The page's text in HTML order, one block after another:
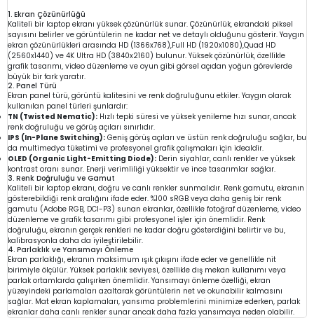
1. Ekran Çözünürlüğü
Kaliteli bir laptop ekranı yüksek çözünürlük sunar. Çözünürlük, ekrandaki piksel
sayısını belirler ve görüntülerin ne kadar net ve detaylı olduğunu gösterir. Yaygın
ekran çözünürlükleri arasında HD (1366x768),Full HD (1920x1080),Quad HD
(2560x1440) ve 4K Ultra HD (3840x2160) bulunur. Yüksek çözünürlük, özellikle
grafik tasarımı, video düzenleme ve oyun gibi görsel açıdan yoğun görevlerde
büyük bir fark yaratır.
2. Panel Türü
Ekran panel türü, görüntü kalitesini ve renk doğruluğunu etkiler. Yaygın olarak
kullanılan panel türleri şunlardır:
TN (Twisted Nematic): Hızlı tepki süresi ve yüksek yenileme hızı sunar, ancak
renk doğruluğu ve görüş açıları sınırlıdır.
IPS (In-Plane Switching): Geniş görüş açıları ve üstün renk doğruluğu sağlar, bu
da multimedya tüketimi ve profesyonel grafik çalışmaları için idealdir.
OLED (Organic Light-Emitting Diode): Derin siyahlar, canlı renkler ve yüksek
kontrast oranı sunar. Enerji verimliliği yüksektir ve ince tasarımlar sağlar.
3. Renk Doğruluğu ve Gamut
Kaliteli bir laptop ekranı, doğru ve canlı renkler sunmalıdır. Renk gamutu, ekranın
gösterebildiği renk aralığını ifade eder. %100 sRGB veya daha geniş bir renk
gamutu (Adobe RGB, DCI-P3) sunan ekranlar, özellikle fotoğraf düzenleme, video
düzenleme ve grafik tasarımı gibi profesyonel işler için önemlidir. Renk
doğruluğu, ekranın gerçek renkleri ne kadar doğru gösterdiğini belirtir ve bu,
kalibrasyonla daha da iyileştirilebilir.
4. Parlaklık ve Yansımayı Önleme
Ekran parlaklığı, ekranın maksimum ışık çıkışını ifade eder ve genellikle nit
birimiyle ölçülür. Yüksek parlaklık seviyesi, özellikle dış mekan kullanımı veya
parlak ortamlarda çalışırken önemlidir. Yansımayı önleme özelliği, ekran
yüzeyindeki parlamaları azaltarak görüntülerin net ve okunabilir kalmasını
sağlar. Mat ekran kaplamaları, yansıma problemlerini minimize ederken, parlak
ekranlar daha canlı renkler sunar ancak daha fazla yansımaya neden olabilir.